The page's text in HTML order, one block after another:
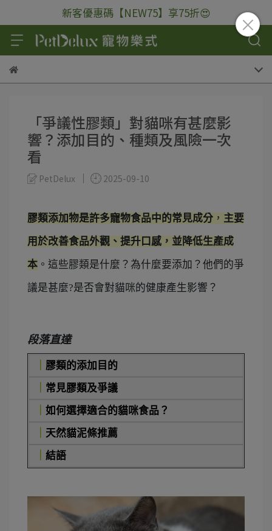
新客優惠碼【NEW75】享75折😍
「爭議性膠類」對貓咪有甚麼影
響？添加目的、種類及風險一次
看
PetDelux 2025-09-10
膠類添加物是許多寵物食品中的常見成分 ， 主要
用於改善食品外觀、提升口感，並降低生產成
本 。這些膠類是什麼？為什麼要添加？他們的爭
議是甚麼?是否會對貓咪的健康產生影響？
段落直達
膠類的添加目的
常見膠類及爭議
如何選擇適合的貓咪食品？
天然貓泥條推薦
結語